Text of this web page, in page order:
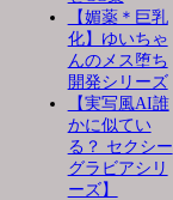
【媚薬＊巨乳
化】ゆいちゃ
んのメス堕ち
開発シリーズ
【実写風AI誰
かに似てい
る？ セクシー
グラビアシリ
ーズ】